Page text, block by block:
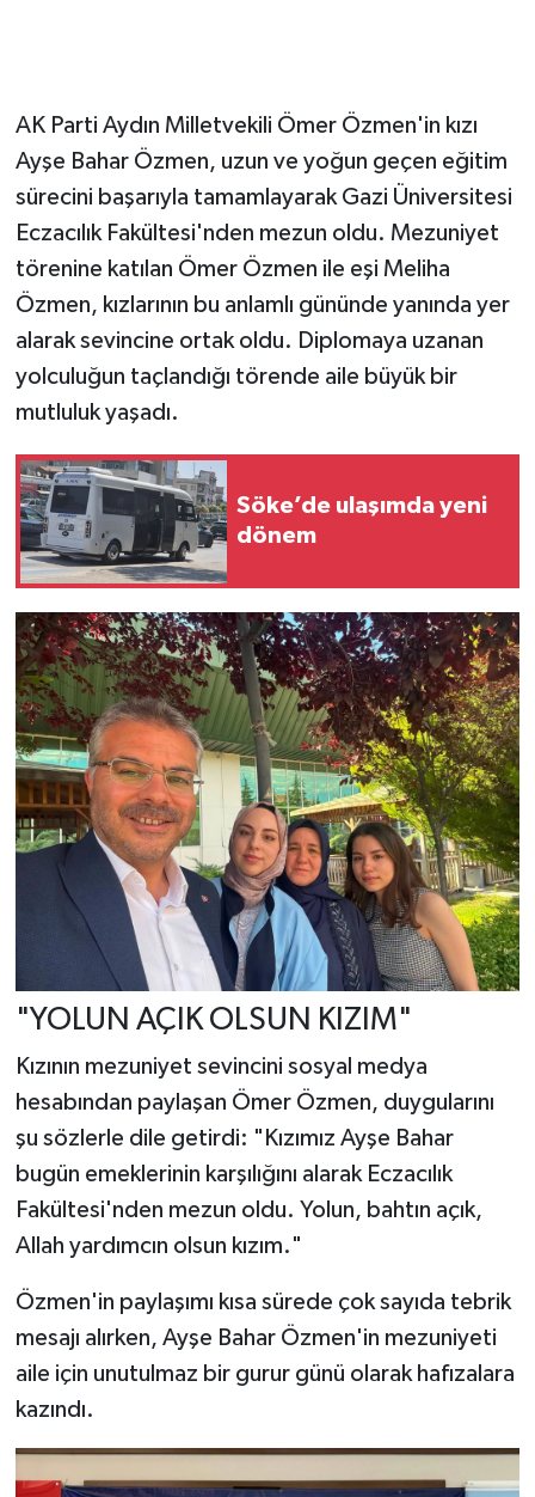
AK Parti Aydın Milletvekili Ömer Özmen'in kızı
Ayşe Bahar Özmen, uzun ve yoğun geçen eğitim
sürecini başarıyla tamamlayarak Gazi Üniversitesi
Eczacılık Fakültesi'nden mezun oldu. Mezuniyet
törenine katılan Ömer Özmen ile eşi Meliha
Özmen, kızlarının bu anlamlı gününde yanında yer
alarak sevincine ortak oldu. Diplomaya uzanan
yolculuğun taçlandığı törende aile büyük bir
mutluluk yaşadı.
Söke’de ulaşımda yeni
dönem
"YOLUN AÇIK OLSUN KIZIM"
Kızının mezuniyet sevincini sosyal medya
hesabından paylaşan Ömer Özmen, duygularını
şu sözlerle dile getirdi: "Kızımız Ayşe Bahar
bugün emeklerinin karşılığını alarak Eczacılık
Fakültesi'nden mezun oldu. Yolun, bahtın açık,
Allah yardımcın olsun kızım."
Özmen'in paylaşımı kısa sürede çok sayıda tebrik
mesajı alırken, Ayşe Bahar Özmen'in mezuniyeti
aile için unutulmaz bir gurur günü olarak hafızalara
kazındı.